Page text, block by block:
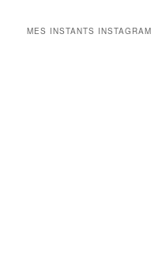
MES INSTANTS INSTAGRAM